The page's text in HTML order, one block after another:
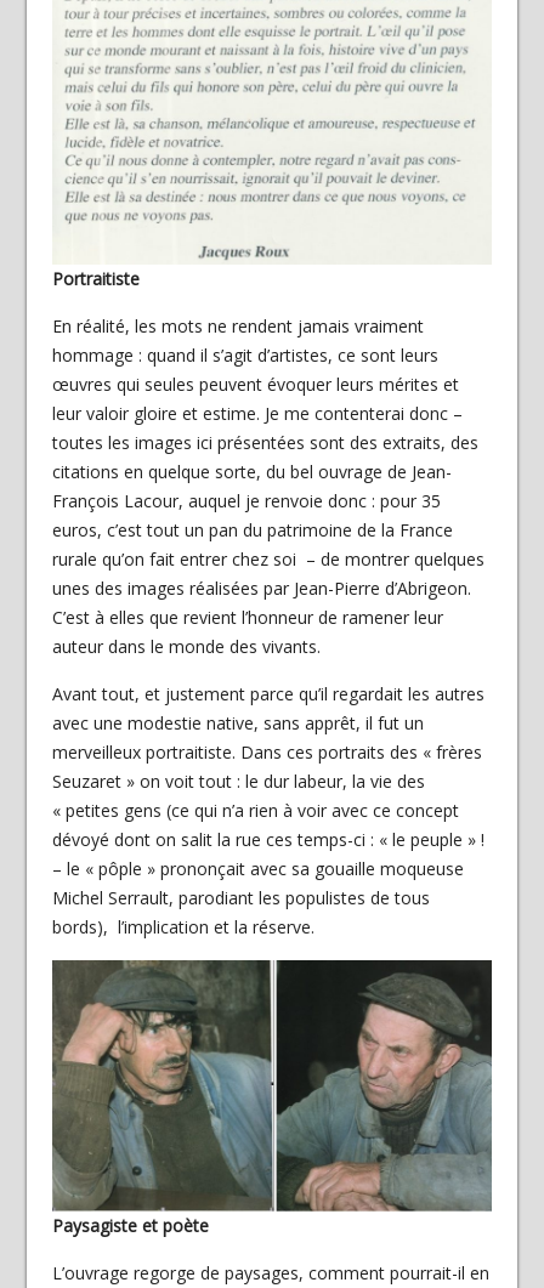
Portraitiste
En réalité, les mots ne rendent jamais vraiment
hommage : quand il s’agit d’artistes, ce sont leurs
œuvres qui seules peuvent évoquer leurs mérites et
leur valoir gloire et estime. Je me contenterai donc –
toutes les images ici présentées sont des extraits, des
citations en quelque sorte, du bel ouvrage de Jean-
François Lacour, auquel je renvoie donc : pour 35
euros, c’est tout un pan du patrimoine de la France
rurale qu’on fait entrer chez soi – de montrer quelques
unes des images réalisées par Jean-Pierre d’Abrigeon.
C’est à elles que revient l’honneur de ramener leur
auteur dans le monde des vivants.
Avant tout, et justement parce qu’il regardait les autres
avec une modestie native, sans apprêt, il fut un
merveilleux portraitiste. Dans ces portraits des « frères
Seuzaret » on voit tout : le dur labeur, la vie des
« petites gens (ce qui n’a rien à voir avec ce concept
dévoyé dont on salit la rue ces temps-ci : « le peuple » !
– le « pôple » prononçait avec sa gouaille moqueuse
Michel Serrault, parodiant les populistes de tous
bords), l’implication et la réserve.
Paysagiste et poète
L’ouvrage regorge de paysages, comment pourrait-il en